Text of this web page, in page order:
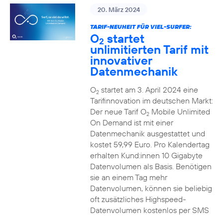
20. März 2024
TARIF-NEUHEIT FÜR VIEL-SURFER:
O2 startet
unlimitierten Tarif mit
innovativer
Datenmechanik
O2startet am 3. April 2024 eine
Tarifinnovation im deutschen Markt:
Der neue Tarif O2Mobile Unlimited
On Demand ist mit einer
Datenmechanik ausgestattet und
kostet 59,99 Euro. Pro Kalendertag
erhalten Kund:innen 10 Gigabyte
Datenvolumen als Basis. Benötigen
sie an einem Tag mehr
Datenvolumen, können sie beliebig
oft zusätzliches Highspeed-
Datenvolumen kostenlos per SMS